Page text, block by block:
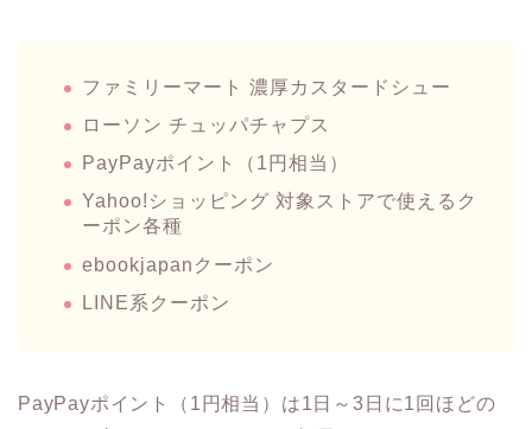
ファミリーマート 濃厚カスタードシュー
ローソン チュッパチャプス
PayPayポイント（1円相当）
Yahoo!ショッピング 対象ストアで使えるク
ーポン各種
ebookjapanクーポン
LINE系クーポン
PayPayポイント（1円相当）は1日～3日に1回ほどの